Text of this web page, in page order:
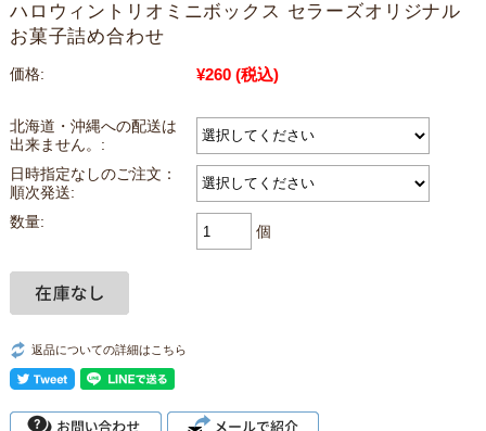
ハロウィントリオミニボックス セラーズオリジナル
お菓子詰め合わせ
価格: ¥260 (税込)
北海道・沖縄への配送は
出来ません。:
日時指定なしのご注文：
順次発送:
数量:
個
返品についての詳細はこちら